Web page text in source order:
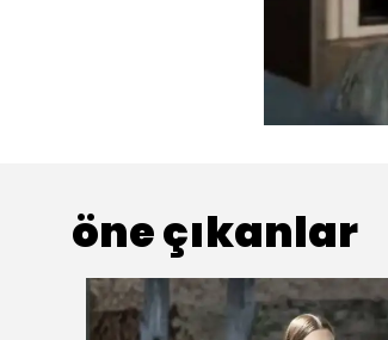
öne çıkanlar